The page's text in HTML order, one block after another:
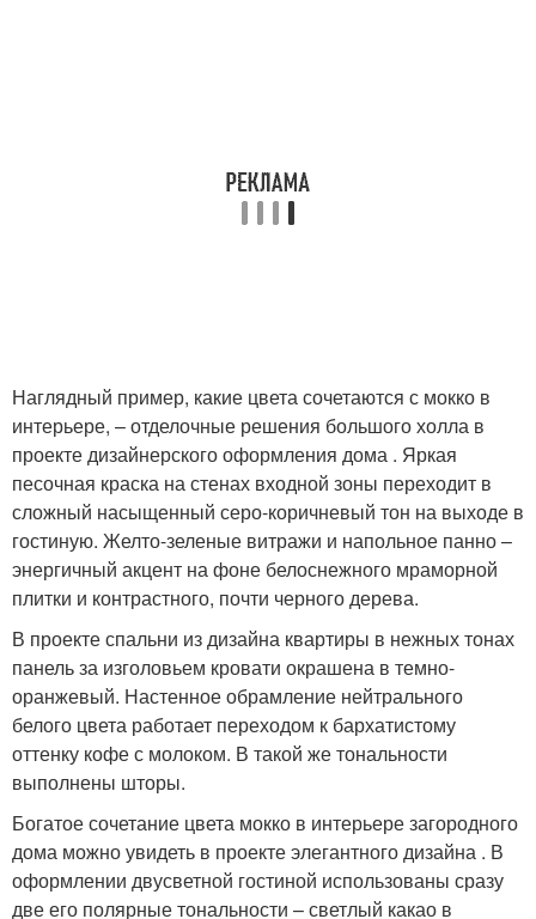
Наглядный пример, какие цвета сочетаются с мокко в
интерьере, – отделочные решения большого холла в
проекте дизайнерского оформления дома . Яркая
песочная краска на стенах входной зоны переходит в
сложный насыщенный серо-коричневый тон на выходе в
гостиную. Желто-зеленые витражи и напольное панно –
энергичный акцент на фоне белоснежного мраморной
плитки и контрастного, почти черного дерева.
В проекте спальни из дизайна квартиры в нежных тонах
панель за изголовьем кровати окрашена в темно-
оранжевый. Настенное обрамление нейтрального
белого цвета работает переходом к бархатистому
оттенку кофе с молоком. В такой же тональности
выполнены шторы.
Богатое сочетание цвета мокко в интерьере загородного
дома можно увидеть в проекте элегантного дизайна . В
оформлении двусветной гостиной использованы сразу
две его полярные тональности – светлый какао в